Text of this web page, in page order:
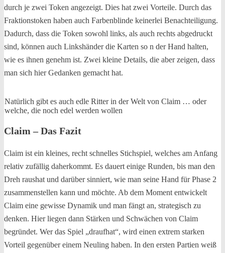
durch je zwei Token angezeigt. Dies hat zwei Vorteile. Durch das
Fraktionstoken haben auch Farbenblinde keinerlei Benachteiligung.
Dadurch, dass die Token sowohl links, als auch rechts abgedruckt
sind, können auch Linkshänder die Karten so n der Hand halten,
wie es ihnen genehm ist. Zwei kleine Details, die aber zeigen, dass
man sich hier Gedanken gemacht hat.
Natürlich gibt es auch edle Ritter in der Welt von Claim … oder
welche, die noch edel werden wollen
Claim – Das Fazit
Claim ist ein kleines, recht schnelles Stichspiel, welches am Anfang
relativ zufällig daherkommt. Es dauert einige Runden, bis man den
Dreh raushat und darüber sinniert, wie man seine Hand für Phase 2
zusammenstellen kann und möchte. Ab dem Moment entwickelt
Claim eine gewisse Dynamik und man fängt an, strategisch zu
denken. Hier liegen dann Stärken und Schwächen von Claim
begründet. Wer das Spiel „draufhat“, wird einen extrem starken
Vorteil gegenüber einem Neuling haben. In den ersten Partien weiß